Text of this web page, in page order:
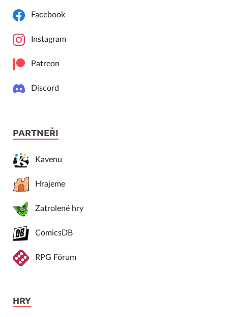
Facebook
Instagram
Patreon
Discord
PARTNEŘI
Kavenu
Hrajeme
Zatrolené hry
ComicsDB
RPG Fórum
HRY